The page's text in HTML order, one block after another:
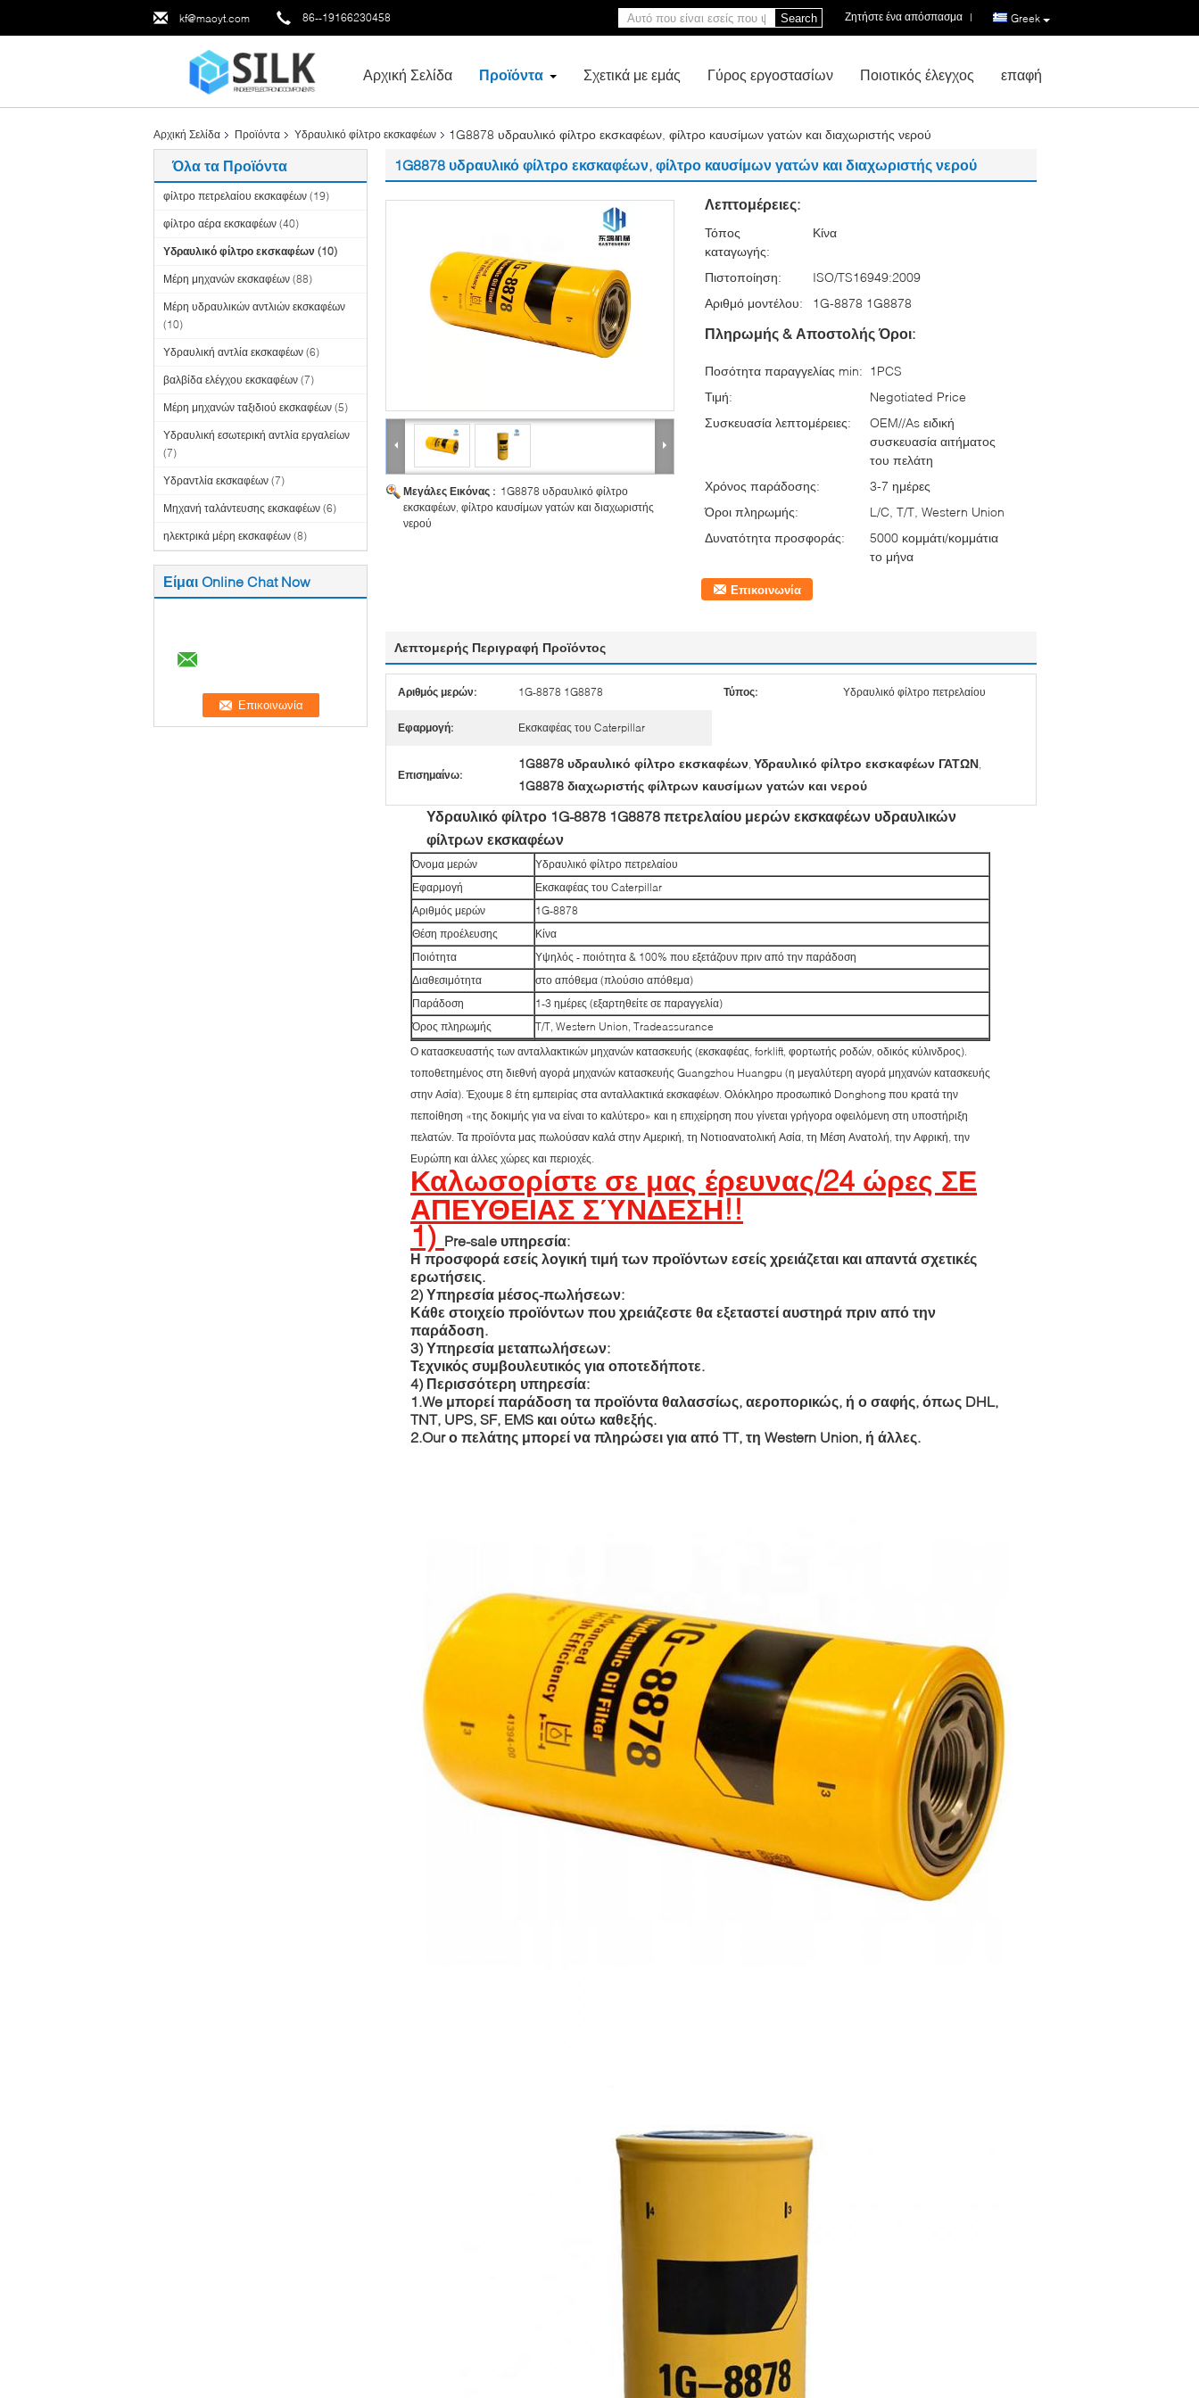
kf@maoyt.com 86--19166230458 Greek
Ζητήστε ένα απόσπασμα |
Search
Αρχική Σελίδα Προϊόντα Σχετικά με εμάς Γύρος εργοστασίων Ποιοτικός έλεγχος επαφή
Αρχική Σελίδα Προϊόντα Υδραυλικό φίλτρο εκσκαφέων 1G8878 υδραυλικό φίλτρο εκσκαφέων, φίλτρο καυσίμων γατών και διαχωριστής νερού
Όλα τα Προϊόντα
φίλτρο πετρελαίου εκσκαφέων (19)
φίλτρο αέρα εκσκαφέων (40)
Υδραυλικό φίλτρο εκσκαφέων (10)
Μέρη μηχανών εκσκαφέων (88)
Μέρη υδραυλικών αντλιών εκσκαφέων
(10)
Υδραυλική αντλία εκσκαφέων (6)
βαλβίδα ελέγχου εκσκαφέων (7)
Μέρη μηχανών ταξιδιού εκσκαφέων (5)
Υδραυλική εσωτερική αντλία εργαλείων
(7)
Υδραντλία εκσκαφέων (7)
Μηχανή ταλάντευσης εκσκαφέων (6)
ηλεκτρικά μέρη εκσκαφέων (8)
Είμαι Online Chat Now
1G8878 υδραυλικό φίλτρο εκσκαφέων, φίλτρο καυσίμων γατών και διαχωριστής νερού
Μεγάλες Εικόνας : 1G8878 υδραυλικό φίλτρο
εκσκαφέων, φίλτρο καυσίμων γατών και διαχωριστής
νερού
Λεπτομέρειες:
Τόπος
καταγωγής:
Κίνα
Πιστοποίηση:
ISO/TS16949:2009
Αριθμό μοντέλου:
1G-8878 1G8878
Πληρωμής & Αποστολής Όροι:
Ποσότητα παραγγελίας min: 1PCS
Τιμή:
Negotiated Price
Συσκευασία λεπτομέρειες:
OEM//As ειδική
συσκευασία αιτήματος
του πελάτη
Χρόνος παράδοσης:
3-7 ημέρες
Όροι πληρωμής:
L/C, T/T, Western Union
Δυνατότητα προσφοράς:
5000 κομμάτι/κομμάτια
το μήνα
Επικοινωνία
Λεπτομερής Περιγραφή Προϊόντος
Αριθμός μερών: 1G-8878 1G8878 Τύπος: Υδραυλικό φίλτρο πετρελαίου
Εφαρμογή: Εκσκαφέας του Caterpillar
Επισημαίνω:
1G8878 υδραυλικό φίλτρο εκσκαφέων, Υδραυλικό φίλτρο εκσκαφέων ΓΑΤΩΝ,
1G8878 διαχωριστής φίλτρων καυσίμων γατών και νερού
Υδραυλικό φίλτρο 1G-8878 1G8878 πετρελαίου μερών εκσκαφέων υδραυλικών
φίλτρων εκσκαφέων
Όνομα μερών
Υδραυλικό φίλτρο πετρελαίου
Εφαρμογή
Εκσκαφέας του Caterpillar
Αριθμός μερών
1G-8878
Θέση προέλευσης
Κίνα
Ποιότητα
Υψηλός - ποιότητα & 100% που εξετάζουν πριν από την παράδοση
Διαθεσιμότητα
στο απόθεμα (πλούσιο απόθεμα)
Παράδοση
1-3 ημέρες (εξαρτηθείτε σε παραγγελία)
Όρος πληρωμής
T/T, Western Union, Tradeassurance
Ο κατασκευαστής των ανταλλακτικών μηχανών κατασκευής (εκσκαφέας, forklift, φορτωτής ροδών, οδικός κύλινδρος).
τοποθετημένος στη διεθνή αγορά μηχανών κατασκευής Guangzhou Huangpu (η μεγαλύτερη αγορά μηχανών κατασκευής
στην Ασία). Έχουμε 8 έτη εμπειρίας στα ανταλλακτικά εκσκαφέων. Ολόκληρο προσωπικό Donghong που κρατά την
πεποίθηση «της δοκιμής για να είναι το καλύτερο» και η επιχείρηση που γίνεται γρήγορα οφειλόμενη στη υποστήριξη
πελατών. Τα προϊόντα μας πωλούσαν καλά στην Αμερική, τη Νοτιοανατολική Ασία, τη Μέση Ανατολή, την Αφρική, την
Ευρώπη και άλλες χώρες και περιοχές.
Καλωσορίστε σε μας έρευνας/24 ώρες ΣΕ
ΑΠΕΥΘΕΙΑΣ ΣΎΝΔΕΣΗ!!
1)Pre-sale υπηρεσία:
Η προσφορά εσείς λογική τιμή των προϊόντων εσείς χρειάζεται και απαντά σχετικές
ερωτήσεις.
2) Υπηρεσία μέσος-πωλήσεων:
Κάθε στοιχείο προϊόντων που χρειάζεστε θα εξεταστεί αυστηρά πριν από την
παράδοση.
3) Υπηρεσία μεταπωλήσεων:
Τεχνικός συμβουλευτικός για οποτεδήποτε.
4) Περισσότερη υπηρεσία:
1.We μπορεί παράδοση τα προϊόντα θαλασσίως, αεροπορικώς, ή ο σαφής, όπως DHL,
TNT, UPS, SF, EMS και ούτω καθεξής.
2.Our ο πελάτης μπορεί να πληρώσει για από TT, τη Western Union, ή άλλες.